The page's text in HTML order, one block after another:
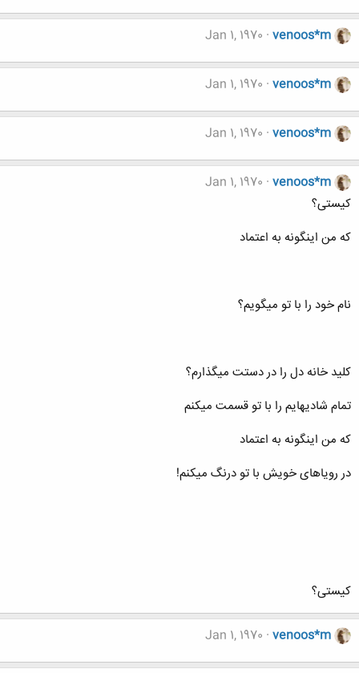
venoos*m
Jan 1, 1970
venoos*m
Jan 1, 1970
venoos*m
Jan 1, 1970
venoos*m
Jan 1, 1970
کیستی؟
که من اینگونه به اعتماد
نام خود را با تو میگویم؟
کلید خانه دل را در دستت میگذارم؟
تمام شادیهایم را با تو قسمت میکنم
که من اینگونه به اعتماد
در رویاهای خویش با تو درنگ میکنم!
کیستی؟
venoos*m
Jan 1, 1970